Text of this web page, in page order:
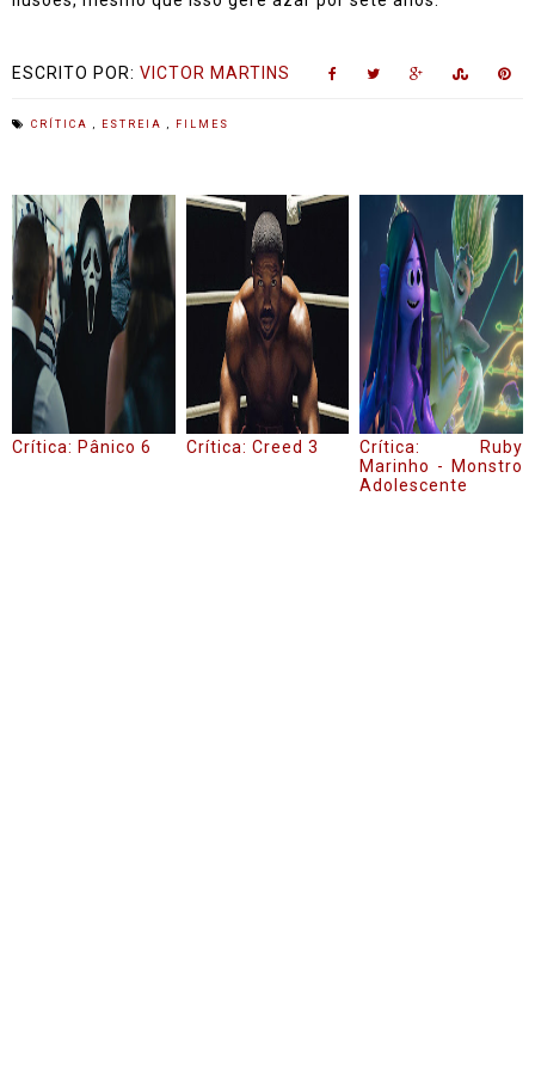
ESCRITO POR: VICTOR MARTINS
CRÍTICA , ESTREIA , FILMES
Crítica: Pânico 6 Crítica: Creed 3
Crítica: Ruby
Marinho - Monstro
Adolescente